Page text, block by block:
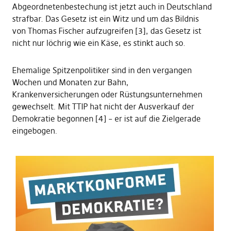
Abgeordnetenbestechung ist jetzt auch in Deutschland
strafbar. Das Gesetz ist ein Witz und um das Bildnis
von Thomas Fischer aufzugreifen [3], das Gesetz ist
nicht nur löchrig wie ein Käse, es stinkt auch so.
Ehemalige Spitzenpolitiker sind in den vergangen
Wochen und Monaten zur Bahn,
Krankenversicherungen oder Rüstungsunternehmen
gewechselt. Mit TTIP hat nicht der Ausverkauf der
Demokratie begonnen [4] – er ist auf die Zielgerade
eingebogen.